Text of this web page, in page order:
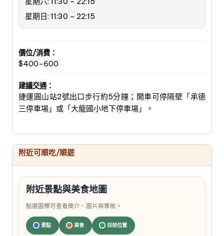
星期日: 11:30 – 22:15
價位/消費：
$400-600
建議交通：
捷運圓山站2號出口步行約5分鐘；開車可停隔壁「承德
三停車場」或「大龍國小地下停車場」。
附近可順吃/順遊
附近景點與美食地圖
點選圖標可查看簡介、圖片與導航。
景點 美食 目前位置